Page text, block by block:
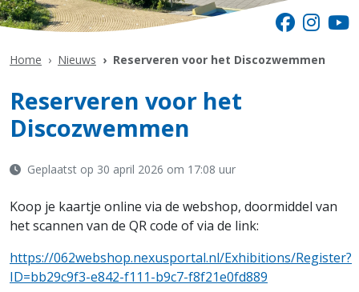
Home Nieuws Reserveren voor het Discozwemmen
Reserveren voor het
Discozwemmen
Geplaatst op 30 april 2026 om 17:08 uur
Koop je kaartje online via de webshop, doormiddel van
het scannen van de QR code of via de link:
https://062webshop.nexusportal.nl/Exhibitions/Register?
ID=bb29c9f3-e842-f111-b9c7-f8f21e0fd889